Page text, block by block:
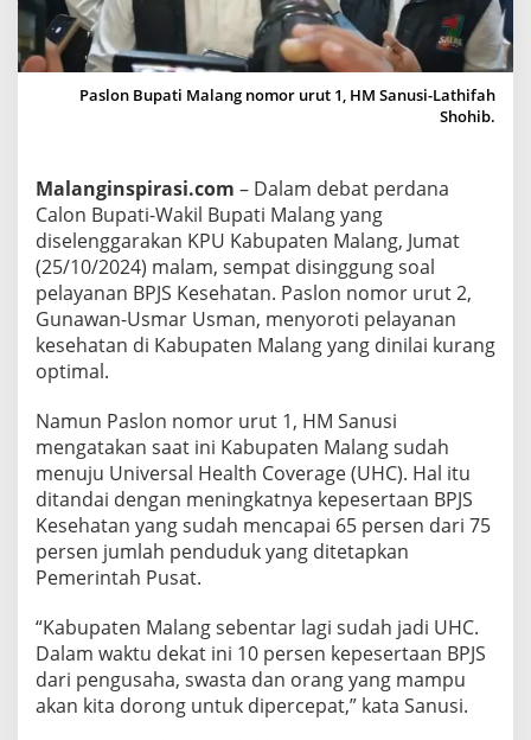
C
,
K
a
p
a
t
e
n
M
a
n
g
D
o
r
o
P
e
r
Paslon Bupati Malang nomor urut 1, HM Sanusi-Lathifah
Shohib.
Malanginspirasi.com – Dalam debat perdana
Calon Bupati-Wakil Bupati Malang yang
diselenggarakan KPU Kabupaten Malang, Jumat
(25/10/2024) malam, sempat disinggung soal
pelayanan BPJS Kesehatan. Paslon nomor urut 2,
Gunawan-Usmar Usman, menyoroti pelayanan
kesehatan di Kabupaten Malang yang dinilai kurang
optimal.
Namun Paslon nomor urut 1, HM Sanusi
mengatakan saat ini Kabupaten Malang sudah
menuju Universal Health Coverage (UHC). Hal itu
ditandai dengan meningkatnya kepesertaan BPJS
Kesehatan yang sudah mencapai 65 persen dari 75
persen jumlah penduduk yang ditetapkan
Pemerintah Pusat.
“Kabupaten Malang sebentar lagi sudah jadi UHC.
Dalam waktu dekat ini 10 persen kepesertaan BPJS
dari pengusaha, swasta dan orang yang mampu
akan kita dorong untuk dipercepat,” kata Sanusi.